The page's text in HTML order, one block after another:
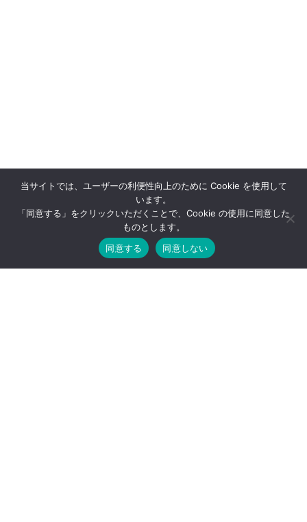
当サイトでは、ユーザーの利便性向上のために Cookie を使用して
います。
「同意する」をクリックいただくことで、Cookie の使用に同意した
ものとします。
同意する
同意しない